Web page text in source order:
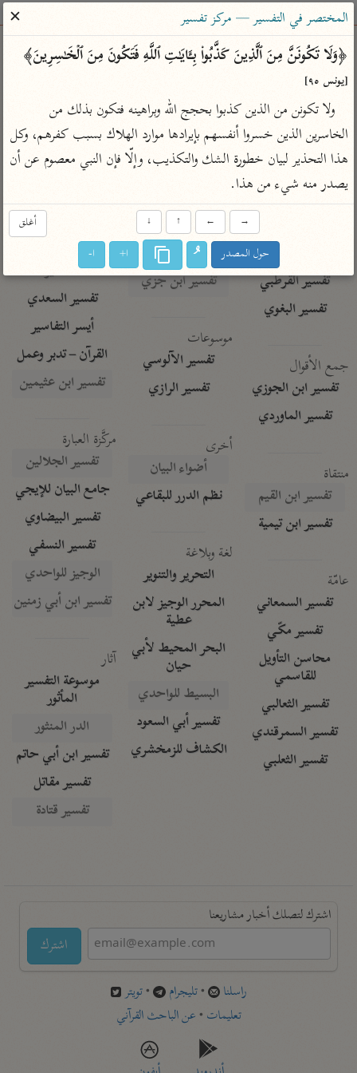
ساهم معنا في نشر القرآن والعلم الشرعي
الباحث القرآني
بحث
Type 2 or more characters for results.
Type 1 or more
characters for results.
أمّهات
تفسير ابن كثير
تفسير القرطبي
تفسير البغوي
جمع الأقوال
تفسير ابن الجوزي
تفسير الماوردي
منتقاة
تفسير ابن القيم
تفسير ابن تيمية
عامّة
تفسير السمعاني
تفسير مكّي
محاسن التأويل
للقاسمي
تفسير الثعالبي
تفسير السمرقندي
تفسير الثعلبي
عامّة
فتح البيان للقنوجي
فتح القدير للشوكاني
تفسير ابن جزي
موسوعات
تفسير الآلوسي
تفسير الرازي
أخرى
أضواء البيان
نظم الدرر للبقاعي
لغة وبلاغة
التحرير والتنوير
المحرر الوجيز لابن
عطية
البحر المحيط لأبي
حيان
البسيط للواحدي
تفسير أبي السعود
الكشاف للزمخشري
معاصرة
المختصر في
التفسير
تفسير السعدي
أيسر التفاسير
القرآن – تدبر وعمل
تفسير ابن عثيمين
مركَّزة العبارة
تفسير الجلالين
جامع البيان للإيجي
تفسير البيضاوي
تفسير النسفي
الوجيز للواحدي
تفسير ابن أبي زمنين
آثار
موسوعة التفسير
المأثور
الدر المنثور
تفسير ابن أبي حاتم
تفسير مقاتل
تفسير قتادة
اشترك لتصلك أخبار مشاريعنا
اشترك
راسلنا •تليجرام •تويتر
تعليمات •عن الباحث القرآني
المختصر في التفسير — مركز تفسير
✕
﴿وَلَا تَكُونَنَّ مِنَ ٱلَّذِینَ كَذَّبُوا۟ بِـَٔایَـٰتِ ٱللَّهِ فَتَكُونَ مِنَ ٱلۡخَـٰسِرِینَ﴾
[يونس ٩٥]
يصدر منه شيء من هذا.
أغلق →
←
↑
↓
حول المصدر ا+ ا-